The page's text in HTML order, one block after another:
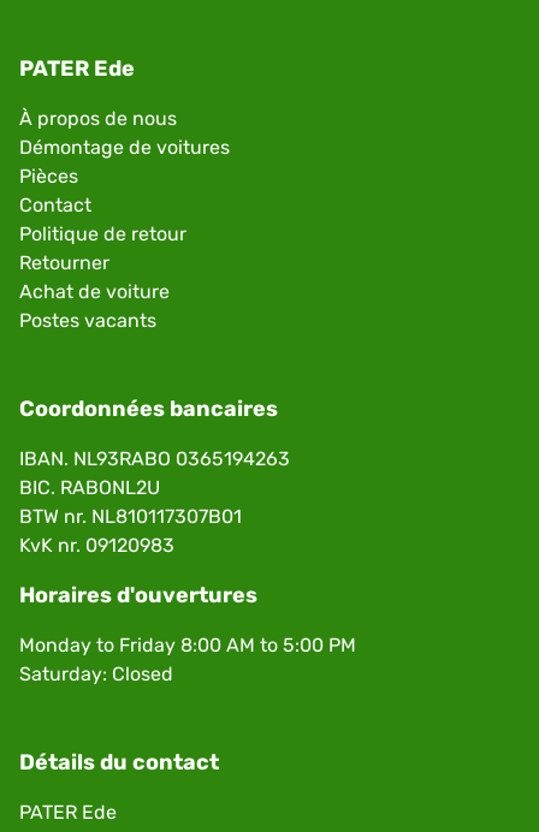
PATER Ede
À propos de nous
Démontage de voitures
Pièces
Contact
Politique de retour
Retourner
Achat de voiture
Postes vacants
Coordonnées bancaires
IBAN. NL93RABO 0365194263
BIC. RABONL2U
BTW nr. NL810117307B01
KvK nr. 09120983
Horaires d'ouvertures
Monday to Friday 8:00 AM to 5:00 PM
Saturday: Closed
Détails du contact
PATER Ede